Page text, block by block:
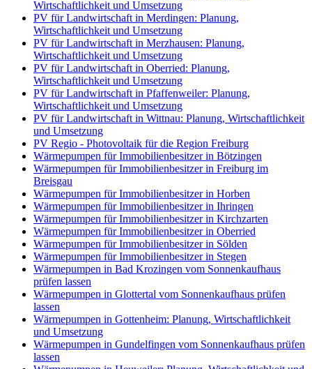
Wirtschaftlichkeit und Umsetzung
PV für Landwirtschaft in Merdingen: Planung,
Wirtschaftlichkeit und Umsetzung
PV für Landwirtschaft in Merzhausen: Planung,
Wirtschaftlichkeit und Umsetzung
PV für Landwirtschaft in Oberried: Planung,
Wirtschaftlichkeit und Umsetzung
PV für Landwirtschaft in Pfaffenweiler: Planung,
Wirtschaftlichkeit und Umsetzung
PV für Landwirtschaft in Wittnau: Planung, Wirtschaftlichkeit
und Umsetzung
PV Regio - Photovoltaik für die Region Freiburg
Wärmepumpen für Immobilienbesitzer in Bötzingen
Wärmepumpen für Immobilienbesitzer in Freiburg im
Breisgau
Wärmepumpen für Immobilienbesitzer in Horben
Wärmepumpen für Immobilienbesitzer in Ihringen
Wärmepumpen für Immobilienbesitzer in Kirchzarten
Wärmepumpen für Immobilienbesitzer in Oberried
Wärmepumpen für Immobilienbesitzer in Sölden
Wärmepumpen für Immobilienbesitzer in Stegen
Wärmepumpen in Bad Krozingen vom Sonnenkaufhaus
prüfen lassen
Wärmepumpen in Glottertal vom Sonnenkaufhaus prüfen
lassen
Wärmepumpen in Gottenheim: Planung, Wirtschaftlichkeit
und Umsetzung
Wärmepumpen in Gundelfingen vom Sonnenkaufhaus prüfen
lassen